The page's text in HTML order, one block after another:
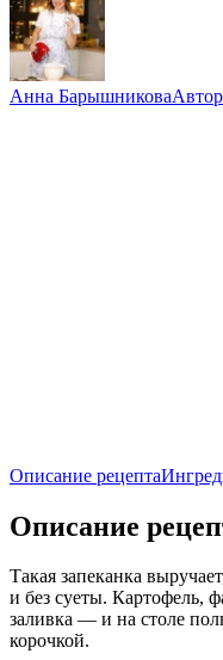
Анна Барышникова
Описание рецепта
Описание
Такая запеканка
и без суеты. Картофель,
заливка — и на столе
корочкой.